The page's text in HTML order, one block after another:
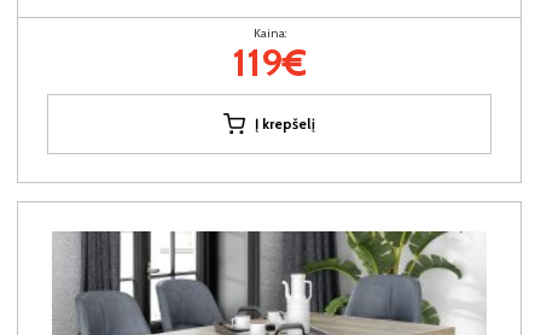
Kaina:
119€
Į krepšelį